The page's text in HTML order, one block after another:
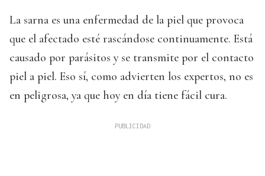
La sarna es una enfermedad de la piel que provoca
que el afectado esté rascándose continuamente. Está
causado por parásitos y se transmite por el contacto
piel a piel. Eso sí, como advierten los expertos, no es
en peligrosa, ya que hoy en día tiene fácil cura.